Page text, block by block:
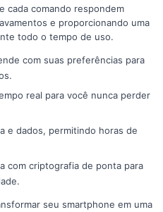
cada comando respondem
e proporcionando uma
todo o tempo de uso.
com suas preferências para
real para você nunca perder
e dados, permitindo horas de
com criptografia de ponta para
seu smartphone em uma